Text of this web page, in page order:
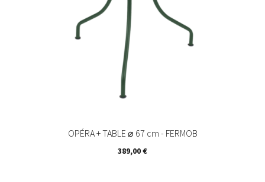
OPÉRA + TABLE ⌀ 67 cm - FERMOB
Prix
389,00 €